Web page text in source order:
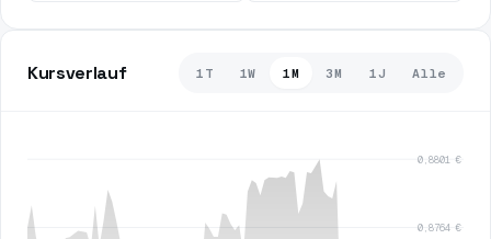
Kursverlauf 1T 1W 1M 3M 1J Alle
0,8801 €
0,8764 €